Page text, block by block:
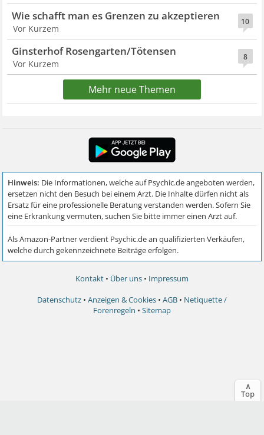
10
Wie schafft man es Grenzen zu akzeptieren
Vor Kurzem
8
Ginsterhof Rosengarten/Tötensen
Vor Kurzem
Mehr neue Themen
Kontakt • Über uns • Impressum
Datenschutz • Anzeigen & Cookies • AGB • Netiquette /
Forenregeln • Sitemap
∧
Top